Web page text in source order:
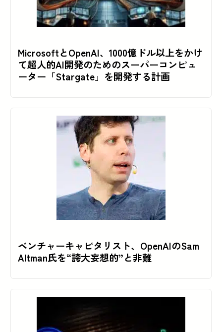
MicrosoftとOpenAI、1000億ドル以上をかけ
て超人的AI開発のためのスーパーコンピュ
ーター「Stargate」を開発する計画
ベンチャーキャピタリスト、OpenAIのSam
Altman氏を“誇大妄想的”と非難